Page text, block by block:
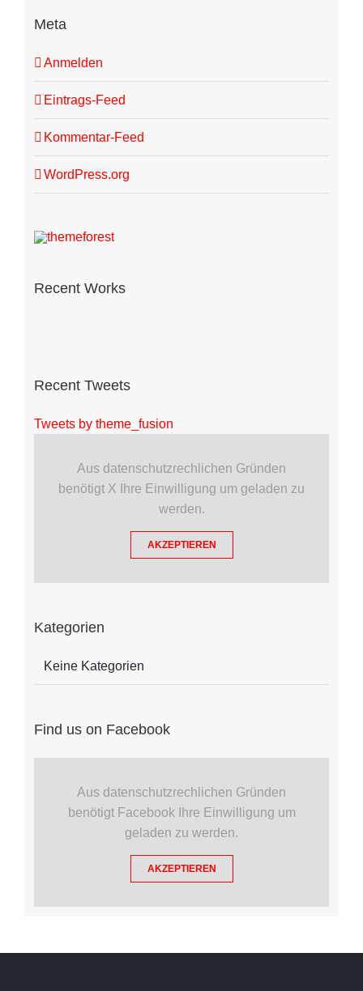
Meta
Anmelden
Eintrags-Feed
Kommentar-Feed
WordPress.org
Recent Works
Recent Tweets
Tweets by theme_fusion
Aus datenschutzrechlichen Gründen
benötigt X Ihre Einwilligung um geladen zu
werden.
AKZEPTIEREN
Kategorien
Keine Kategorien
Find us on Facebook
Aus datenschutzrechlichen Gründen
benötigt Facebook Ihre Einwilligung um
geladen zu werden.
AKZEPTIEREN